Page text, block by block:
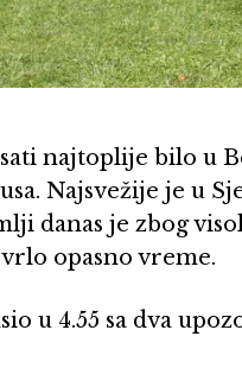
najtoplije bilo u
Najsvežije je u
danas je zbog
opasno vreme.
u 4.55 sa dva